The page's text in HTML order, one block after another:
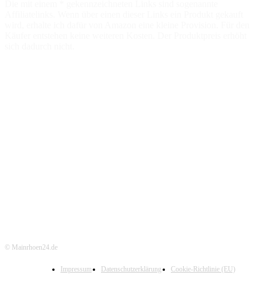
© Mainrhoen24.de
Impressum Datenschutzerklärung Cookie-Richtlinie (EU)